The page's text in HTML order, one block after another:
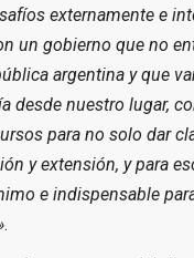
externamente e
un gobierno que no
argentina y que
desde nuestro lugar,
para no solo dar
y extensión, y para
e indispensable
.